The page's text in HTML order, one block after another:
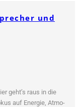
und
geht’s raus in die
auf Ener­gie, Atmo­